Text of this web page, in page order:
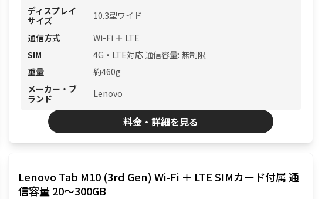
ディスプレイ
サイズ
10.3型ワイド
通信方式
Wi-Fi ＋ LTE
SIM
4G・LTE対応 通信容量: 無制限
重量
約460g
メーカー・ブ
ランド
Lenovo
料金・詳細を見る
Lenovo Tab M10 (3rd Gen) Wi-Fi ＋ LTE SIMカード付属 通
信容量 20〜300GB